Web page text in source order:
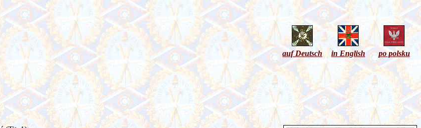
auf Deutsch in English po polsku